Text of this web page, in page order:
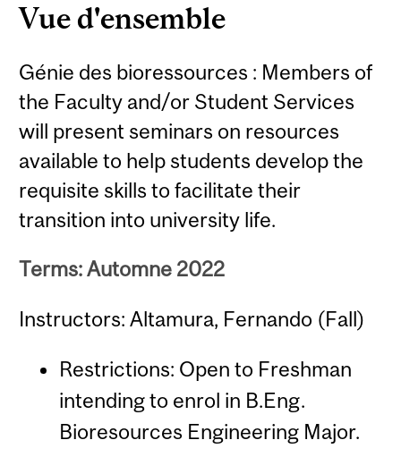
Vue d'ensemble
Génie des bioressources : Members of
the Faculty and/or Student Services
will present seminars on resources
available to help students develop the
requisite skills to facilitate their
transition into university life.
Terms: Automne 2022
Instructors: Altamura, Fernando (Fall)
Restrictions: Open to Freshman
intending to enrol in B.Eng.
Bioresources Engineering Major.